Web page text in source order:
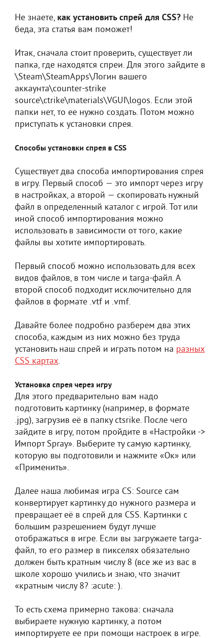
Не знаете, как установить спрей для CSS? Не
беда, эта статья вам поможет!
Итак, сначала стоит проверить, существует ли
папка, где находятся спреи. Для этого зайдите в
\Steam\SteamApps\Логин вашего
аккаунта\counter-strike
source\ctrike\materials\VGUI\logos. Если этой
папки нет, то ее нужно создать. Потом можно
приступать к установки спрея.
Способы установки спрея в CSS
Существует два способа импортирования спрея
в игру. Первый способ — это импорт через игру
в настройках, а второй — скопировать нужный
файл в определенный каталог с игрой. Тот или
иной способ импортирования можно
использовать в зависимости от того, какие
файлы вы хотите импортировать.
Первый способ можно использовать для всех
видов файлов, в том числе и targa-файл. А
второй способ подходит исключительно для
файлов в формате .vtf и .vmf.
Давайте более подробно разберем два этих
способа, каждым из них можно без труда
установить наш спрей и играть потом на разных
CSS картах.
Установка спрея через игру
Для этого предварительно вам надо
подготовить картинку (например, в формате
.jpg), загрузив её в папку ctsrike. После чего
зайдите в игру, потом пройдите в «Настройки ->
Импорт Spray». Выберите ту самую картинку,
которую вы подготовили и нажмите «Ок» или
«Применить».
Далее наша любимая игра CS: Source сам
конвертирует картинку до нужного размера и
превращает её в спрей для CSS. Картинки с
большим разрешением будут лучше
отображаться в игре. Если вы загружаете targa-
файл, то его размер в пикселях обязательно
должен быть кратным числу 8 (все же из вас в
школе хорошо учились и знаю, что значит
«кратным числу 8? :acute: ).
То есть схема примерно такова: сначала
выбираете нужную картинку, а потом
импортируете ее при помощи настроек в игре.